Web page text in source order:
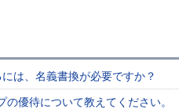
は、名義書換が必要ですか？
優待について教えてください。